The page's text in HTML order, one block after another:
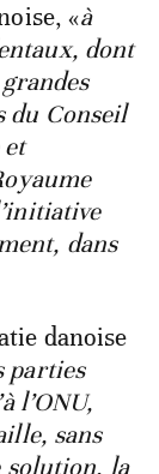
«à
dont
du Conseil
et
dans
danoise
parties
l’ONU,
sans
solution, la